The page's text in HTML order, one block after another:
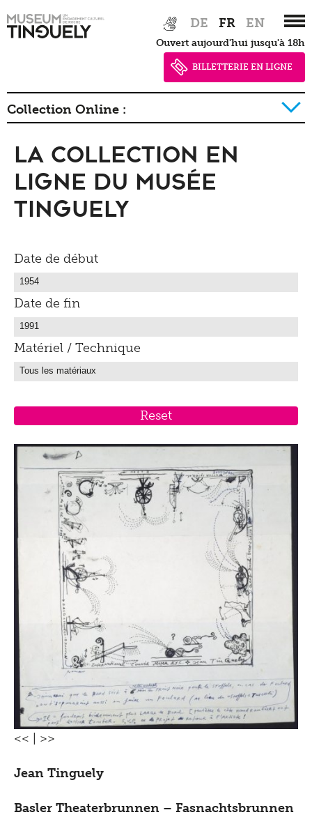
Hauptnavigation
to
DE FR EN
Ouvert aujourd'hui jusqu'à 18h
BILLETTERIE EN LIGNE
Collection Online :
La collection détail
La collection en
Ligne du Musée
Tinguely
Date de début
Date de fin
Matériel / Technique
<< >>
Jean Tinguely
Basler Theaterbrunnen – Fasnachtsbrunnen